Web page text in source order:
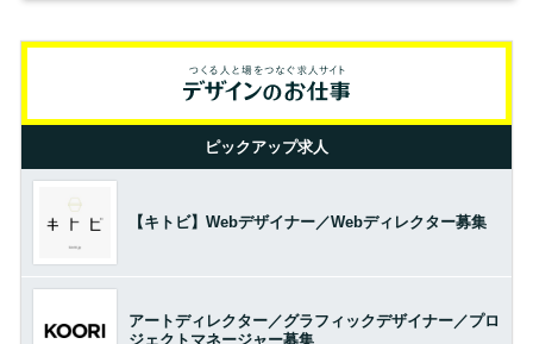
ピックアップ求人
【キトビ】Webデザイナー／Webディレクター募集
アートディレクター／グラフィックデザイナー／プロ
ジェクトマネージャー募集